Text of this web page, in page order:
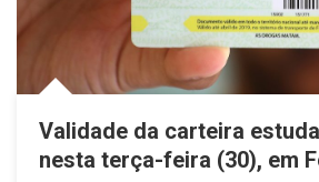
Validade da carteira
nesta terça-feira (30), em